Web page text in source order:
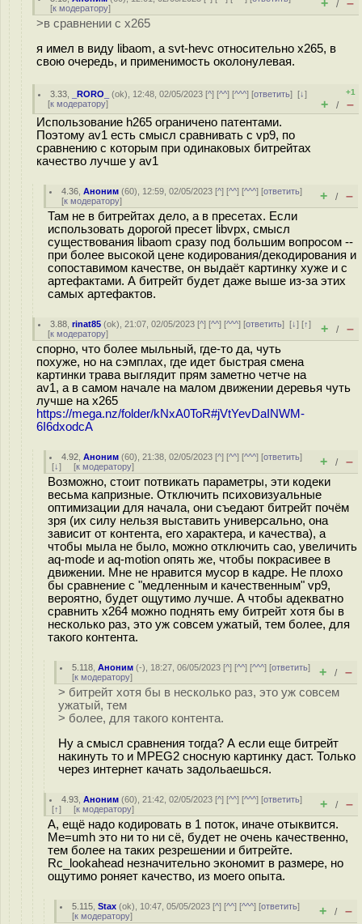
[к модератору] + / –
>в сравнении с x265
я имел в виду libaom, а svt-hevc относительно x265, в
свою очередь, и применимость околонулевая.
3.33 _RORO_ (ok), 12:48, 02/05/2023 [^] [^^] [^^^] [ответить][↓]
[к модератору]
+1
+ / –
Использование h265 ограничено патентами.
Поэтому av1 есть смысл сравнивать с vp9, по
сравнению с которым при одинаковых битрейтах
качество лучше у av1
4.36 ,Аноним (60), 12:59, 02/05/2023 [^] [^^] [^^^] [ответить]
[к модератору] + / –
Там не в битрейтах дело, а в пресетах. Если
использовать дорогой пресет libvpx, смысл
существования libaom сразу под большим вопросом --
при более высокой цене кодирования/декодирования и
сопоставимом качестве, он выдаёт картинку хуже и с
артефактами. А битрейт будет даже выше из-за этих
самых артефактов.
3.88 ,rinat85 (ok), 21:07, 02/05/2023 [^] [^^] [^^^] [ответить][↓] [↑]
[к модератору] + / –
спорно, что более мыльный, где-то да, чуть
похуже, но на сэмплах, где идет быстрая смена
картинки трава выглядит прям заметно четче на
av1, а в самом начале на малом движении деревья чуть
лучше на x265
https://mega.nz/folder/kNxA0ToR#jVtYevDaINWM-
6I6dxodcA
4.92 ,Аноним (60), 21:38, 02/05/2023 [^] [^^] [^^^] [ответить]
[↓] [к модератору] + / –
Возможно, стоит потвикать параметры, эти кодеки
весьма капризные. Отключить психовизуальные
оптимизации для начала, они съедают битрейт почём
зря (их силу нельзя выставить универсально, она
зависит от контента, его характера, и качества), а
чтобы мыла не было, можно отключить сао, увеличить
aq-mode и aq-motion опять же, чтобы покрасивее в
движении. Мне не нравится мусор в кадре. Не плохо
бы сравнение с "медленным и качественным" vp9,
вероятно, будет ощутимо лучше. А чтобы адекватно
сравнить x264 можно поднять ему битрейт хотя бы в
несколько раз, это уж совсем ужатый, тем более, для
такого контента.
5.118 ,Аноним (-), 18:27, 06/05/2023 [^] [^^] [^^^] [ответить]
[к модератору] + / –
> битрейт хотя бы в несколько раз, это уж совсем
ужатый, тем
> более, для такого контента.
Ну а смысл сравнения тогда? А если еще битрейт
накинуть то и MPEG2 сносную картинку даст. Только
через интернет качать задольаешься.
4.93 ,Аноним (60), 21:42, 02/05/2023 [^] [^^] [^^^] [ответить]
[↑] [к модератору] + / –
А, ещё надо кодировать в 1 поток, иначе отыквится.
Me=umh это ни то ни сё, будет не очень качественно,
тем более на таких резрешении и битрейте.
Rc_lookahead незначительно экономит в размере, но
ощутимо роняет качество, из моего опыта.
5.115 ,Stax (ok), 10:47, 05/05/2023 [^] [^^] [^^^] [ответить]
[к модератору] + / –